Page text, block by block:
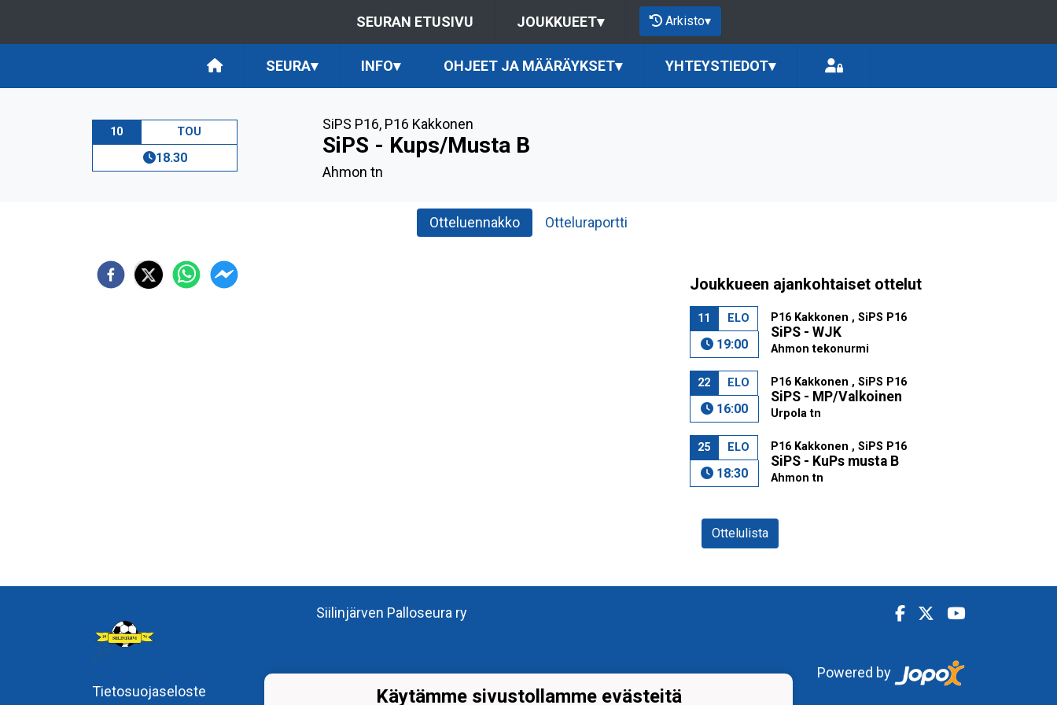
SEURAN ETUSIVU JOUKKUEET▾ Arkisto▾
SEURA▾ INFO▾ OHJEET JA MÄÄRÄYKSET▾ YHTEYSTIEDOT▾
10 TOU
18.30
SiPS P16, P16 Kakkonen
SiPS - Kups/Musta B
Ahmon tn
Otteluennakko Otteluraportti
Joukkueen ajankohtaiset ottelut
11 ELO
19:00
P16 Kakkonen , SiPS P16
SiPS - WJK
Ahmon tekonurmi
22 ELO
16:00
P16 Kakkonen , SiPS P16
SiPS - MP/Valkoinen
Urpola tn
25 ELO
18:30
P16 Kakkonen , SiPS P16
SiPS - KuPs musta B
Ahmon tn
Ottelulista
Tietosuojaseloste
Siilinjärven Palloseura ry
Powered by
Käytämme sivustollamme evästeitä